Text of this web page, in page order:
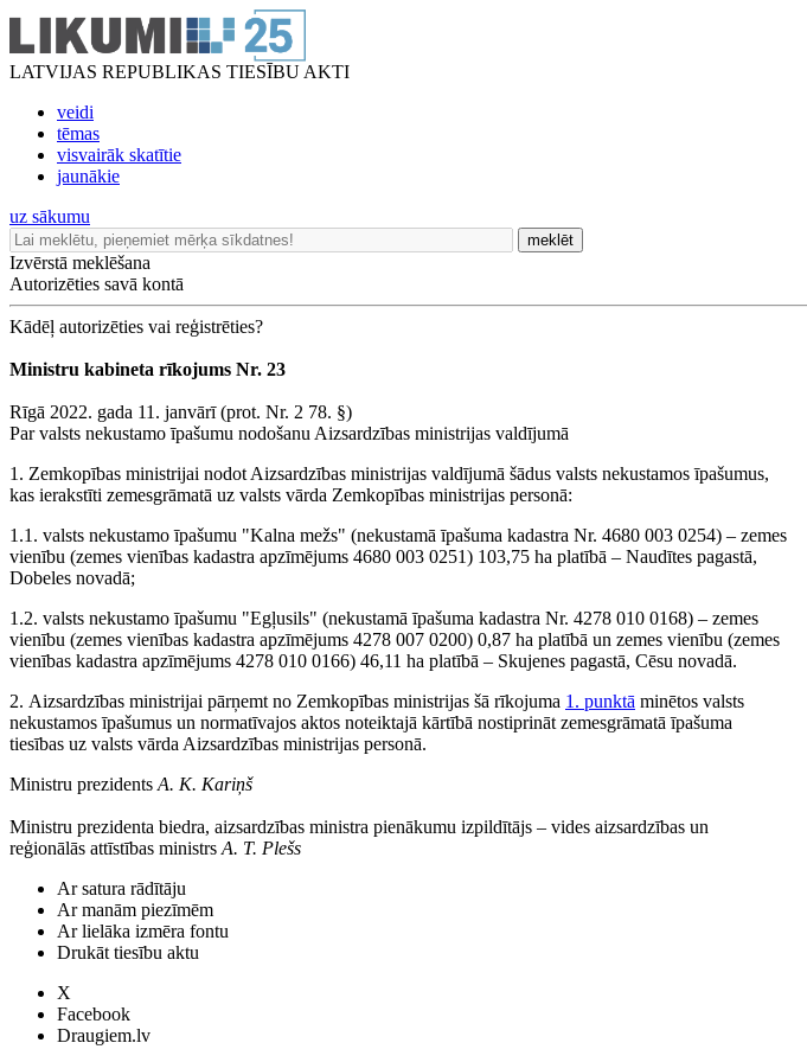
LATVIJAS REPUBLIKAS TIESĪBU AKTI
veidi
tēmas
visvairāk skatītie
jaunākie
uz sākumu
meklēt
Izvērstā meklēšana
Autorizēties savā kontā
Kādēļ autorizēties vai reģistrēties?
Ministru kabineta rīkojums Nr. 23
Rīgā 2022. gada 11. janvārī (prot. Nr. 2 78. §)
Par valsts nekustamo īpašumu nodošanu Aizsardzības ministrijas valdījumā
1. Zemkopības ministrijai nodot Aizsardzības ministrijas valdījumā šādus valsts nekustamos īpašumus,
kas ierakstīti zemesgrāmatā uz valsts vārda Zemkopības ministrijas personā:
1.1. valsts nekustamo īpašumu "Kalna mežs" (nekustamā īpašuma kadastra Nr. 4680 003 0254) – zemes
vienību (zemes vienības kadastra apzīmējums 4680 003 0251) 103,75 ha platībā – Naudītes pagastā,
Dobeles novadā;
1.2. valsts nekustamo īpašumu "Egļusils" (nekustamā īpašuma kadastra Nr. 4278 010 0168) – zemes
vienību (zemes vienības kadastra apzīmējums 4278 007 0200) 0,87 ha platībā un zemes vienību (zemes
vienības kadastra apzīmējums 4278 010 0166) 46,11 ha platībā – Skujenes pagastā, Cēsu novadā.
2. Aizsardzības ministrijai pārņemt no Zemkopības ministrijas šā rīkojuma 1. punktā minētos valsts
nekustamos īpašumus un normatīvajos aktos noteiktajā kārtībā nostiprināt zemesgrāmatā īpašuma
tiesības uz valsts vārda Aizsardzības ministrijas personā.
Ministru prezidents A. K. Kariņš
Ministru prezidenta biedra, aizsardzības ministra pienākumu izpildītājs ‒ vides aizsardzības un
reģionālās attīstības ministrs A. T. Plešs
Ar satura rādītāju
Ar manām piezīmēm
Ar lielāka izmēra fontu
Drukāt tiesību aktu
X
Facebook
Draugiem.lv